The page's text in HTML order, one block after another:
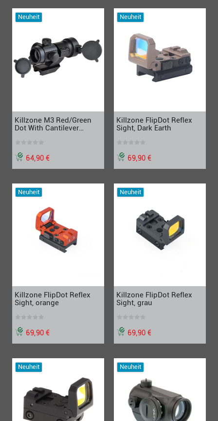
Neuheit
Killzone M3 Red/Green
Dot With Cantilever
64,90 €
Neuheit
Killzone FlipDot Reflex
Sight, Dark Earth
69,90 €
Neuheit
Killzone FlipDot Reflex
Sight, orange
69,90 €
Neuheit
Killzone FlipDot Reflex
Sight, grau
69,90 €
Neuheit Neuheit